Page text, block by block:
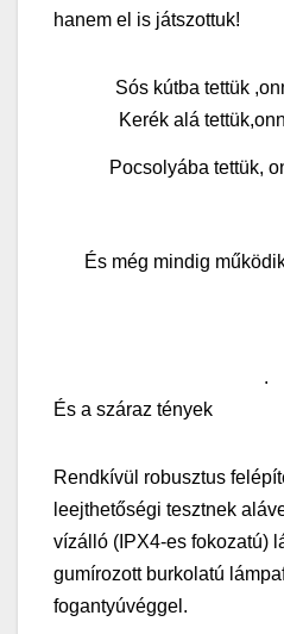
hanem el is játszottuk!
Sós kútba tettük
Kerék alá
Pocsolyába tettük,
És még mindig
.
És a száraz tények
Rendkívül robusztus
leejthetőségi tesztnek
vízálló (IPX4-es fokozatú)
gumírozott burkolatú
fogantyúvéggel.